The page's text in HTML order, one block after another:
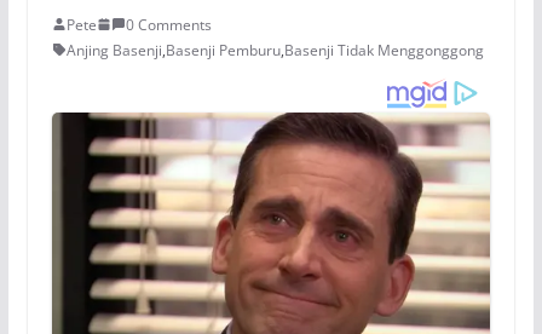
Pete
0 Comments
Anjing Basenji,Basenji Pemburu,Basenji Tidak Menggonggong